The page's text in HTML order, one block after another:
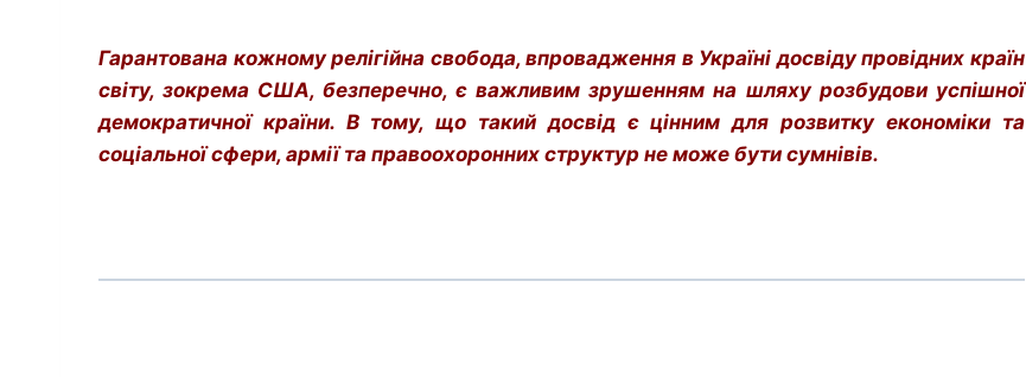
Гарантована кожному релігійна свобода, впровадження в Україні досвіду провідних країн
світу, зокрема США, безперечно, є важливим зрушенням на шляху розбудови успішної
демократичної країни. В тому, що такий досвід є цінним для розвитку економіки та
соціальної сфери, армії та правоохоронних структур не може бути сумнівів.